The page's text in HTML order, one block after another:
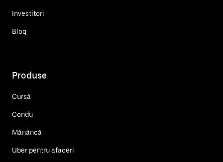
Investitori
Blog
Produse
Cursă
Condu
Mănâncă
Uber pentru afaceri